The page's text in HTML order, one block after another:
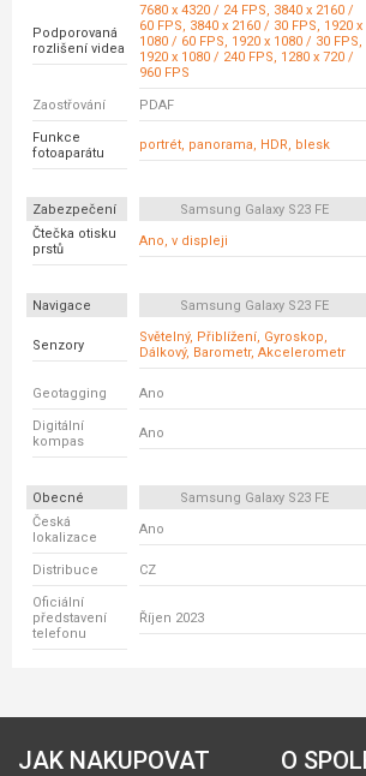
Podporovaná
rozlišení videa
7680 x 4320 / 24 FPS, 3840 x 2160 /
60 FPS, 3840 x 2160 / 30 FPS, 1920 x
1080 / 60 FPS, 1920 x 1080 / 30 FPS,
1920 x 1080 / 240 FPS, 1280 x 720 /
960 FPS
Zaostřování PDAF
Funkce
fotoaparátu
portrét, panorama, HDR, blesk
Zabezpečení Samsung Galaxy S23 FE
Čtečka otisku
prstů
Ano, v displeji
Navigace Samsung Galaxy S23 FE
Senzory
Světelný, Přiblížení, Gyroskop,
Dálkový, Barometr, Akcelerometr
Geotagging Ano
Digitální
kompas
Ano
Obecné Samsung Galaxy S23 FE
Česká
lokalizace
Ano
Distribuce CZ
Oficiální
představení
telefonu
Říjen 2023
JAK NAKUPOVAT O